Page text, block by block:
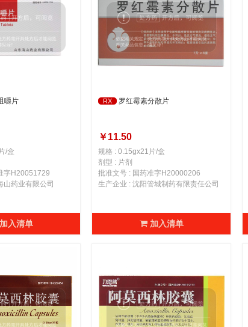
嚼片
/盒
字H20051729
山药业有限公司
加入清单
RX 罗红霉素分散片
￥11.50
规格 : 0.15gx21片/盒
剂型 : 片剂
批准文号 : 国药准字H20000206
生产企业 : 沈阳管城制药有限责任公司
加入清单